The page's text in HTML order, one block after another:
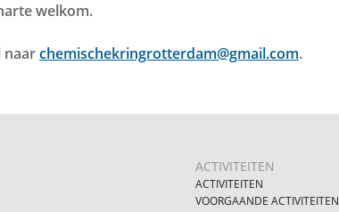
welkom.
naarchemischekringrotterdam@gmail.com.
ACTIVITEITEN
ACTIVITEITEN
VOORGAANDE ACTIVITEITEN